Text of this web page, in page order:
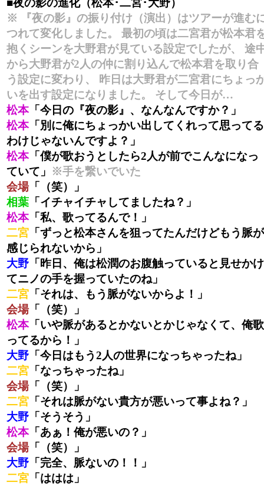
■夜の影の進化（松本･二宮･大野）
※ 『夜の影』の振り付け（演出）はツアーが進む
つれて変化しました。 最初の頃は二宮君が松本君
抱くシーンを大野君が見ている設定でしたが、 途
から大野君が2人の仲に割り込んで松本君を取り合
う設定に変わり、 昨日は大野君が二宮君にちょっ
いを出す設定になりました。 そして今日が…
松本「今日の『夜の影』、なんなんですか？」
松本「別に俺にちょっかい出してくれって思ってる
わけじゃないんですよ？」
松本「僕が歌おうとしたら2人が前でこんなになっ
ていて」 ※手を繋いでいた
会場「（笑）」
相葉 「イチャイチャしてましたね？」
松本「私、歌ってるんで！」
二宮 「ずっと松本さんを狙ってたんだけどもう脈が
感じられないから」
大野 「昨日、俺は松潤のお腹触っていると見せかけ
てニノの手を握っていたのね」
二宮 「それは、もう脈がないからよ！」
会場「（笑）」
松本「いや脈があるとかないとかじゃなくて、俺歌
ってるから！」
大野 「今日はもう2人の世界になっちゃったね」
二宮 「なっちゃったね」
会場「（笑）」
二宮 「それは脈がない貴方が悪いって事よね？」
大野 「そうそう」
松本「あぁ！俺が悪いの？」
会場「（笑）」
大野 「完全、脈ないの！！」
二宮 「ははは」